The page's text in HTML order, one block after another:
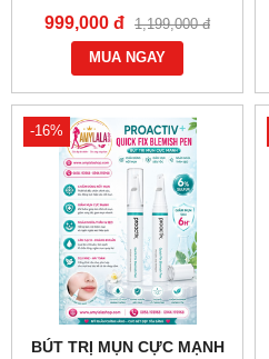
CLEANSER TRỊ MỤN
TRẮNG DA - 0858193968 -
0944193968 -
AMYLALASHOP.COM -
999,000 đ 1,199,000 đ
MUA NGAY
-16%
BÚT TRỊ MỤN CỰC MẠNH